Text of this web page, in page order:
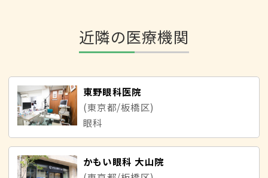
近隣の医療機関
東野眼科医院
(東京都/板橋区)
眼科
かもい眼科 大山院